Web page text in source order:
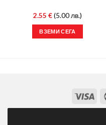
2.55 €(5.00 лв.)
ВЗЕМИ СЕГА